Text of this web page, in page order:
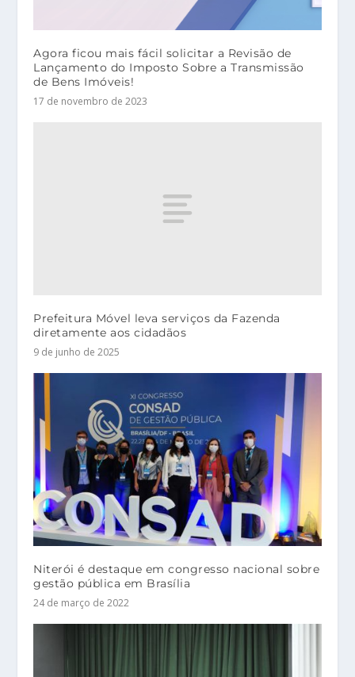
Agora ficou mais fácil solicitar a Revisão de
Lançamento do Imposto Sobre a Transmissão
de Bens Imóveis!
17 de novembro de 2023
Prefeitura Móvel leva serviços da Fazenda
diretamente aos cidadãos
9 de junho de 2025
Niterói é destaque em congresso nacional sobre
gestão pública em Brasília
24 de março de 2022